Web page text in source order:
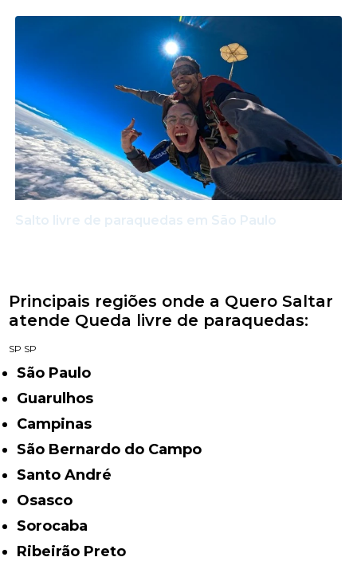
Salto livre de paraquedas em São Paulo
Principais regiões onde a Quero Saltar
atende Queda livre de paraquedas:
SP SP
São Paulo
Guarulhos
Campinas
São Bernardo do Campo
Santo André
Osasco
Sorocaba
Ribeirão Preto